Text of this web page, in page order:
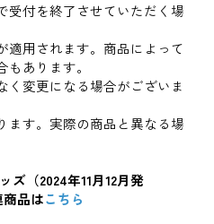
付を終了させていただく場
用されます。商品によって
あります。
変更になる場合がございま
す。実際の商品と異なる場
（2024年11月12月発
品はこちら